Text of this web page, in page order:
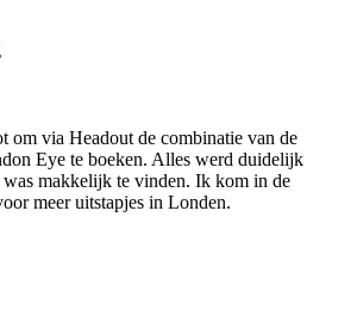
om via Headout de combinatie van de
Eye te boeken. Alles werd duidelijk
was makkelijk te vinden. Ik kom in de
meer uitstapjes in Londen.